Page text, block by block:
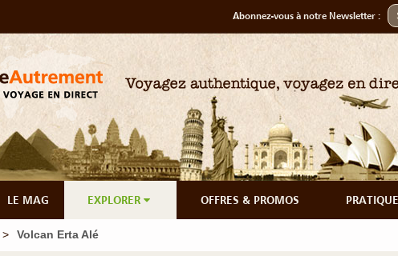
Abonnez-vous à notre Newsletter :
LE MAG EXPLORER OFFRES & PROMOS PRATIQUE
Volcan Erta Alé